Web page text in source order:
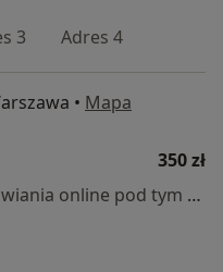
3 Adres 4
• Mapa
350 zł
Specjalista nie oferuje umawiania online pod tym adresem.